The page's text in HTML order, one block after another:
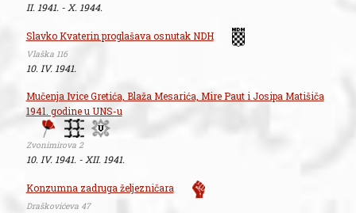
II. 1941. - X. 1944.
Slavko Kvaterin proglašava osnutak NDH
Vlaška 116
10. IV. 1941.
Mučenja Ivice Gretića, Blaža Mesarića, Mire Paut i Josipa Matišiča
1941. godine u UNS-u
Zvonimirova 2
10. IV. 1941. - XII. 1941.
Konzumna zadruga željezničara
Draškovićeva 47